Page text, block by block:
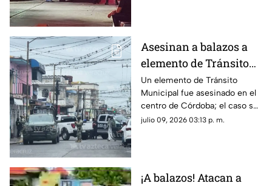
Asesinan a balazos a
elemento de Tránsito
Municipal en Córdoba;
así ocurrió
Un elemento de Tránsito
Municipal fue asesinado en el
centro de Córdoba; el caso se
suma a la lista de hechos
julio 09, 2026 03:13 p. m.
¡A balazos! Atacan a